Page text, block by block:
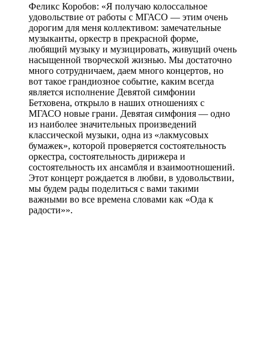
Феликс Коробов: «Я получаю колоссальное
удовольствие от работы с МГАСО — этим очень
дорогим для меня коллективом: замечательные
музыканты, оркестр в прекрасной форме,
любящий музыку и музицировать, живущий очень
насыщенной творческой жизнью. Мы достаточно
много сотрудничаем, даем много концертов, но
вот такое грандиозное событие, каким всегда
является исполнение Девятой симфонии
Бетховена, открыло в наших отношениях с
МГАСО новые грани. Девятая симфония — одно
из наиболее значительных произведений
классической музыки, одна из «лакмусовых
бумажек», которой проверяется состоятельность
оркестра, состоятельность дирижера и
состоятельность их ансамбля и взаимоотношений.
Этот концерт рождается в любви, в удовольствии,
мы будем рады поделиться с вами такими
важными во все времена словами как «Ода к
радости»».